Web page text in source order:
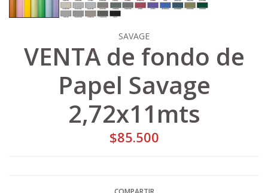
SAVAGE
VENTA de fondo de
Papel Savage
2,72x11mts
$85.500